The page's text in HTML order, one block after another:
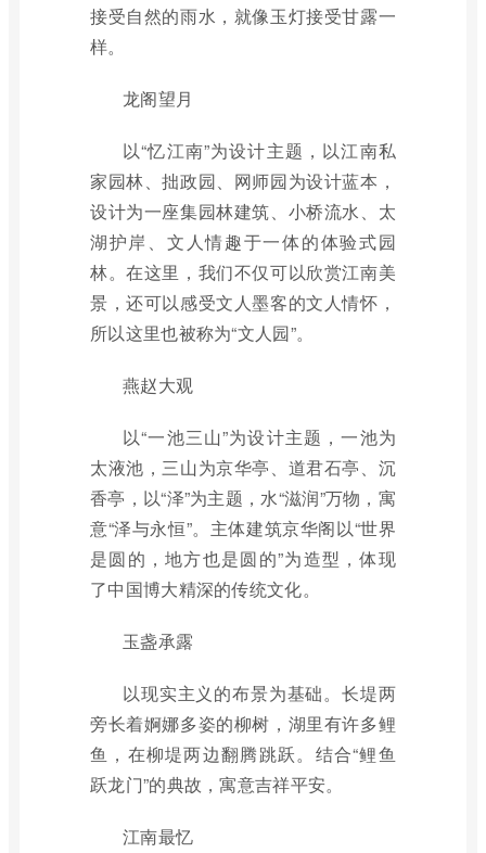
接受自然的雨水，就像玉灯接受甘露一
样。
龙阁望月
以“忆江南”为设计主题，以江南私
家园林、拙政园、网师园为设计蓝本，
设计为一座集园林建筑、小桥流水、太
湖护岸、文人情趣于一体的体验式园
林。在这里，我们不仅可以欣赏江南美
景，还可以感受文人墨客的文人情怀，
所以这里也被称为“文人园”。
燕赵大观
以“一池三山”为设计主题，一池为
太液池，三山为京华亭、道君石亭、沉
香亭，以“泽”为主题，水“滋润”万物，寓
意“泽与永恒”。主体建筑京华阁以“世界
是圆的，地方也是圆的”为造型，体现
了中国博大精深的传统文化。
玉盏承露
以现实主义的布景为基础。长堤两
旁长着婀娜多姿的柳树，湖里有许多鲤
鱼，在柳堤两边翻腾跳跃。结合“鲤鱼
跃龙门”的典故，寓意吉祥平安。
江南最忆